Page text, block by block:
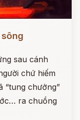
sau cánh
chứ hiếm
“tung chưởng”
ra chuồng